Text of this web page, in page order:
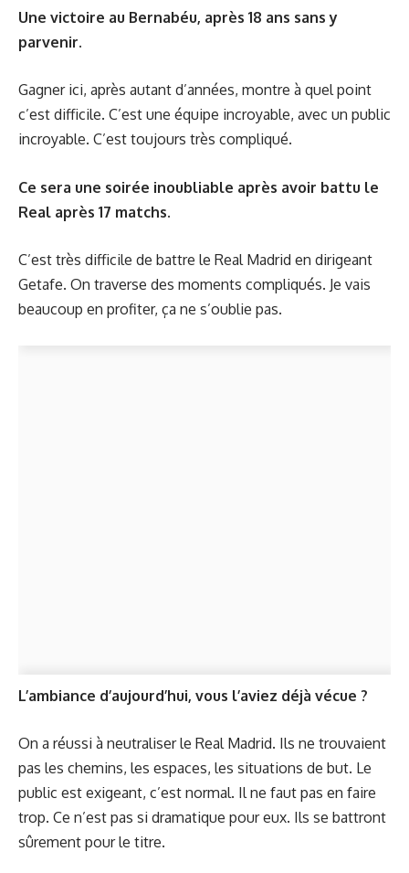
Une victoire au Bernabéu, après 18 ans sans y
parvenir.
Gagner ici, après autant d’années, montre à quel point
c’est difficile. C’est une équipe incroyable, avec un public
incroyable. C’est toujours très compliqué.
Ce sera une soirée inoubliable après avoir battu le
Real après 17 matchs.
C’est très difficile de battre le Real Madrid en dirigeant
Getafe. On traverse des moments compliqués. Je vais
beaucoup en profiter, ça ne s’oublie pas.
L’ambiance d’aujourd’hui, vous l’aviez déjà vécue ?
On a réussi à neutraliser le Real Madrid. Ils ne trouvaient
pas les chemins, les espaces, les situations de but. Le
public est exigeant, c’est normal. Il ne faut pas en faire
trop. Ce n’est pas si dramatique pour eux. Ils se battront
sûrement pour le titre.